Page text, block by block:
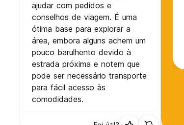
ajudar com pedidos e
conselhos de viagem. É uma
ótima base para explorar a
área, embora alguns achem um
pouco barulhento devido à
estrada próxima e notem que
pode ser necessário transporte
para fácil acesso às
comodidades.